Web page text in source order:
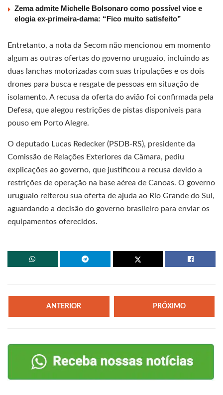
Zema admite Michelle Bolsonaro como possível vice e
elogia ex-primeira-dama: “Fico muito satisfeito”
Entretanto, a nota da Secom não mencionou em momento
algum as outras ofertas do governo uruguaio, incluindo as
duas lanchas motorizadas com suas tripulações e os dois
drones para busca e resgate de pessoas em situação de
isolamento. A recusa da oferta do avião foi confirmada pela
Defesa, que alegou restrições de pistas disponíveis para
pouso em Porto Alegre.
O deputado Lucas Redecker (PSDB-RS), presidente da
Comissão de Relações Exteriores da Câmara, pediu
explicações ao governo, que justificou a recusa devido a
restrições de operação na base aérea de Canoas. O governo
uruguaio reiterou sua oferta de ajuda ao Rio Grande do Sul,
aguardando a decisão do governo brasileiro para enviar os
equipamentos oferecidos.
ANTERIOR PRÓXIMO